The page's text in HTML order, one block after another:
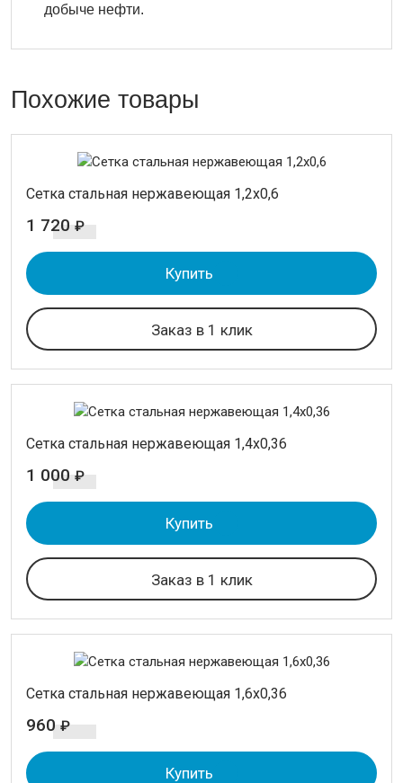
добыче нефти.
Похожие товары
Cетка стальная нержавеющая 1,2х0,6
1 720 ₽
Купить
Заказ в 1 клик
Cетка стальная нержавеющая 1,4х0,36
1 000 ₽
Купить
Заказ в 1 клик
Cетка стальная нержавеющая 1,6х0,36
960 ₽
Купить